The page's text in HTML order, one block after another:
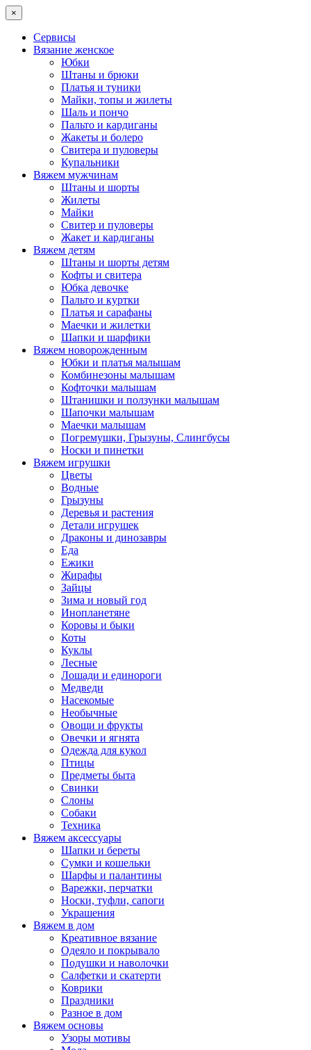
×
Сервисы
Вязание женское
Юбки
Штаны и брюки
Платья и туники
Майки, топы и жилеты
Шаль и пончо
Пальто и кардиганы
Жакеты и болеро
Свитера и пуловеры
Купальники
Вяжем мужчинам
Штаны и шорты
Жилеты
Майки
Свитер и пуловеры
Жакет и кардиганы
Вяжем детям
Штаны и шорты детям
Кофты и свитера
Юбка девочке
Пальто и куртки
Платья и сарафаны
Маечки и жилетки
Шапки и шарфики
Вяжем новорожденным
Юбки и платья малышам
Комбинезоны малышам
Кофточки малышам
Штанишки и ползунки малышам
Шапочки малышам
Маечки малышам
Погремушки, Грызуны, Слингбусы
Носки и пинетки
Вяжем игрушки
Цветы
Водные
Грызуны
Деревья и растения
Детали игрушек
Драконы и динозавры
Еда
Ежики
Жирафы
Зайцы
Зима и новый год
Инопланетяне
Коровы и быки
Коты
Куклы
Лесные
Лошади и единороги
Медведи
Насекомые
Необычные
Овощи и фрукты
Овечки и ягнята
Одежда для кукол
Птицы
Предметы быта
Свинки
Слоны
Собаки
Техника
Вяжем аксессуары
Шапки и береты
Сумки и кошельки
Шарфы и палантины
Варежки, перчатки
Носки, туфли, сапоги
Украшения
Вяжем в дом
Креативное вязание
Одеяло и покрывало
Подушки и наволочки
Салфетки и скатерти
Коврики
Праздники
Разное в дом
Вяжем основы
Узоры мотивы